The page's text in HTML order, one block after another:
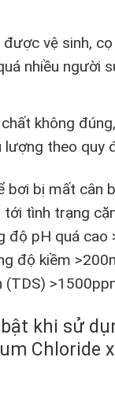
được vệ sinh,
nhiều người
không
lượng theo quy
bơi bị mất cân
tình trạng
độ pH quá cao
độ kiềm
(TDS)
khi sử
Chloride